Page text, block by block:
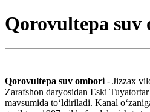
Qorovultepa suv
Qorovultepa suv ombori - Jizzax
Zarafshon daryosidan Eski
mavsumida toʻldiriladi. Kanal